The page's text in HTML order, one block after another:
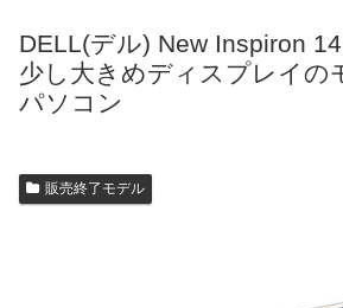
DELL(デル) New Inspiron
少し大きめディスプレイの
パソコン
販売終了モデル